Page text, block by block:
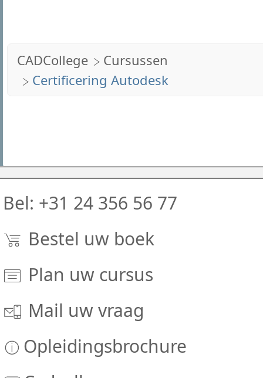
CADCollege
Cursussen
Certificering Autodesk
Bel: +31 24 356 56 77
Bestel uw boek
Plan uw cursus
Mail uw vraag
Opleidingsbrochure